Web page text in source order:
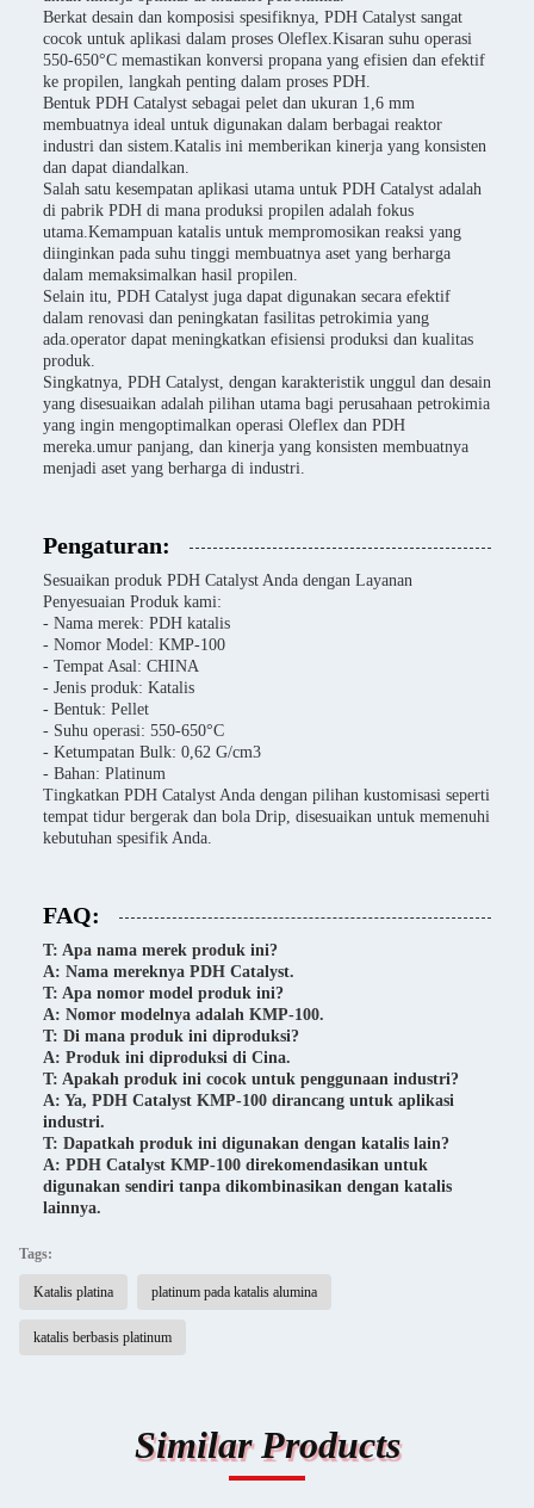
Berkat desain dan komposisi spesifiknya, PDH Catalyst sangat
cocok untuk aplikasi dalam proses Oleflex.Kisaran suhu operasi
550-650°C memastikan konversi propana yang efisien dan efektif
ke propilen, langkah penting dalam proses PDH.
Bentuk PDH Catalyst sebagai pelet dan ukuran 1,6 mm
membuatnya ideal untuk digunakan dalam berbagai reaktor
industri dan sistem.Katalis ini memberikan kinerja yang konsisten
dan dapat diandalkan.
Salah satu kesempatan aplikasi utama untuk PDH Catalyst adalah
di pabrik PDH di mana produksi propilen adalah fokus
utama.Kemampuan katalis untuk mempromosikan reaksi yang
diinginkan pada suhu tinggi membuatnya aset yang berharga
dalam memaksimalkan hasil propilen.
Selain itu, PDH Catalyst juga dapat digunakan secara efektif
dalam renovasi dan peningkatan fasilitas petrokimia yang
ada.operator dapat meningkatkan efisiensi produksi dan kualitas
produk.
Singkatnya, PDH Catalyst, dengan karakteristik unggul dan desain
yang disesuaikan adalah pilihan utama bagi perusahaan petrokimia
yang ingin mengoptimalkan operasi Oleflex dan PDH
mereka.umur panjang, dan kinerja yang konsisten membuatnya
menjadi aset yang berharga di industri.
Pengaturan:
Sesuaikan produk PDH Catalyst Anda dengan Layanan
Penyesuaian Produk kami:
- Nama merek: PDH katalis
- Nomor Model: KMP-100
- Tempat Asal: CHINA
- Jenis produk: Katalis
- Bentuk: Pellet
- Suhu operasi: 550-650°C
- Ketumpatan Bulk: 0,62 G/cm3
- Bahan: Platinum
Tingkatkan PDH Catalyst Anda dengan pilihan kustomisasi seperti
tempat tidur bergerak dan bola Drip, disesuaikan untuk memenuhi
kebutuhan spesifik Anda.
FAQ:
T: Apa nama merek produk ini?
A: Nama mereknya PDH Catalyst.
T: Apa nomor model produk ini?
A: Nomor modelnya adalah KMP-100.
T: Di mana produk ini diproduksi?
A: Produk ini diproduksi di Cina.
T: Apakah produk ini cocok untuk penggunaan industri?
A: Ya, PDH Catalyst KMP-100 dirancang untuk aplikasi
industri.
T: Dapatkah produk ini digunakan dengan katalis lain?
A: PDH Catalyst KMP-100 direkomendasikan untuk
digunakan sendiri tanpa dikombinasikan dengan katalis
lainnya.
Tags:
Katalis platina platinum pada katalis alumina
katalis berbasis platinum
Similar Products